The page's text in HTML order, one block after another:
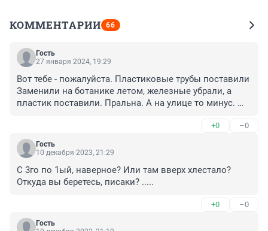
КОММЕНТАРИИ 66
Гость
27 января 2024, 19:29
Вот тебе - пожалуйста. Пластиковые трубы поставили
Заменили на ботанике летом, железные убрали, а
пластик поставили. Пральна. А на улице то минус.
+0 –0
Гость
10 декабря 2023, 21:29
С 3го по 1ый, наверное? Или там вверх хлестало?
Откуда вы беретесь, писаки? .....
+0 –0
Гость